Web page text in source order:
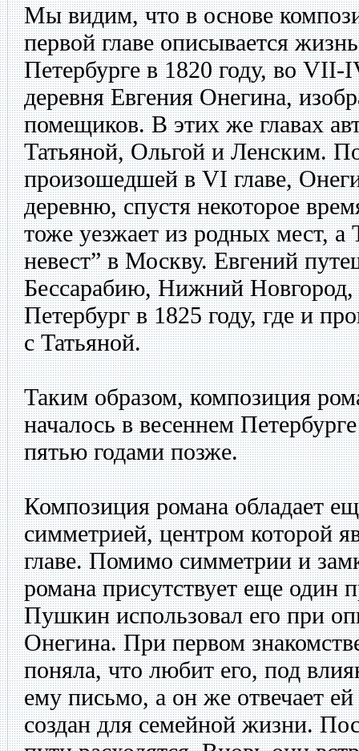
Мы видим, что в основе
первой главе описывается
Петербурге в 1820 году, во VII-
деревня Евгения Онегина,
помещиков. В этих же главах
Татьяной, Ольгой и Ленским.
произошедшей в VI главе,
деревню, спустя некоторое
тоже уезжает из родных мест, а
невест” в Москву. Евгений
Бессарабию, Нижний Новгород,
Петербург в 1825 году, где и
с Татьяной.
Таким образом, композиция
началось в весеннем
пятью годами позже.
Композиция романа обладает
симметрией, центром которой
главе. Помимо симметрии и
романа присутствует еще один
Пушкин использовал его при
Онегина. При первом
поняла, что любит его, под
ему письмо, а он же отвечает
создан для семейной жизни.